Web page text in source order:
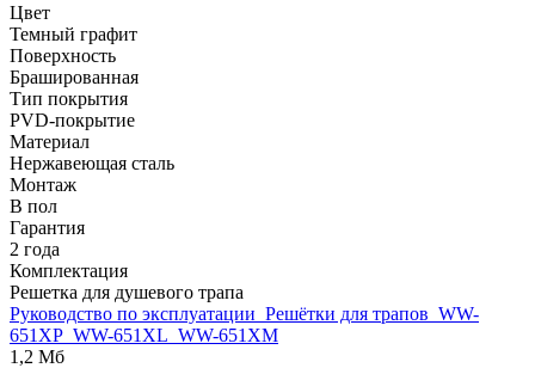
Цвет
Темный графит
Поверхность
Брашированная
Тип покрытия
PVD-покрытие
Материал
Нержавеющая сталь
Монтаж
В пол
Гарантия
2 года
Комплектация
Решетка для душевого трапа
Руководство по эксплуатации_Решётки для трапов_WW-
651ХP_WW-651ХL_WW-651ХM
1,2 Мб